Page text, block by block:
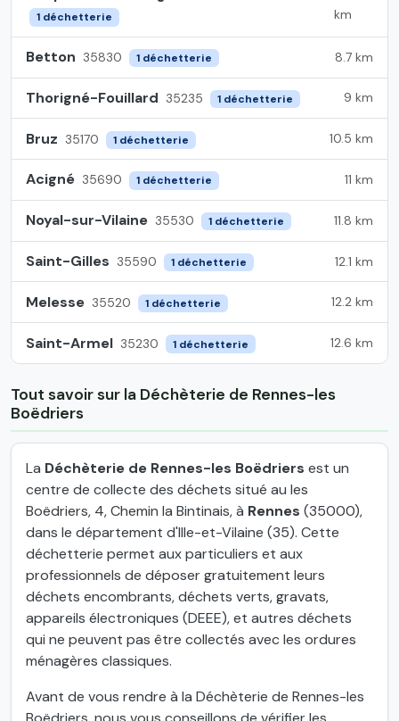
1 déchetterie
km
Betton 35830 1 déchetterie 8.7 km
Thorigné-Fouillard 35235 1 déchetterie 9 km
Bruz 35170 1 déchetterie 10.5 km
Acigné 35690 1 déchetterie 11 km
Noyal-sur-Vilaine 35530 1 déchetterie 11.8 km
Saint-Gilles 35590 1 déchetterie 12.1 km
Melesse 35520 1 déchetterie 12.2 km
Saint-Armel 35230 1 déchetterie 12.6 km
Tout savoir sur la Déchèterie de Rennes-les
Boëdriers
La Déchèterie de Rennes-les Boëdriers est un
centre de collecte des déchets situé au les
Boëdriers, 4, Chemin la Bintinais, à Rennes (35000),
dans le département d'Ille-et-Vilaine (35). Cette
déchetterie permet aux particuliers et aux
professionnels de déposer gratuitement leurs
déchets encombrants, déchets verts, gravats,
appareils électroniques (DEEE), et autres déchets
qui ne peuvent pas être collectés avec les ordures
ménagères classiques.
Avant de vous rendre à la Déchèterie de Rennes-les